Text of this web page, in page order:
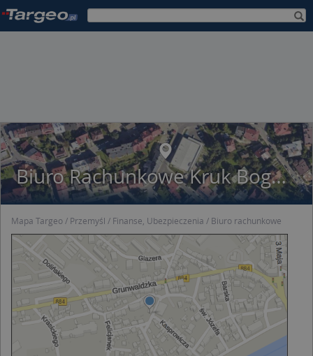
Biuro Rachunkowe Kruk Bogusława Kruk
Mapa Targeo Przemyśl Finanse, Ubezpieczenia Biuro rachunkowe